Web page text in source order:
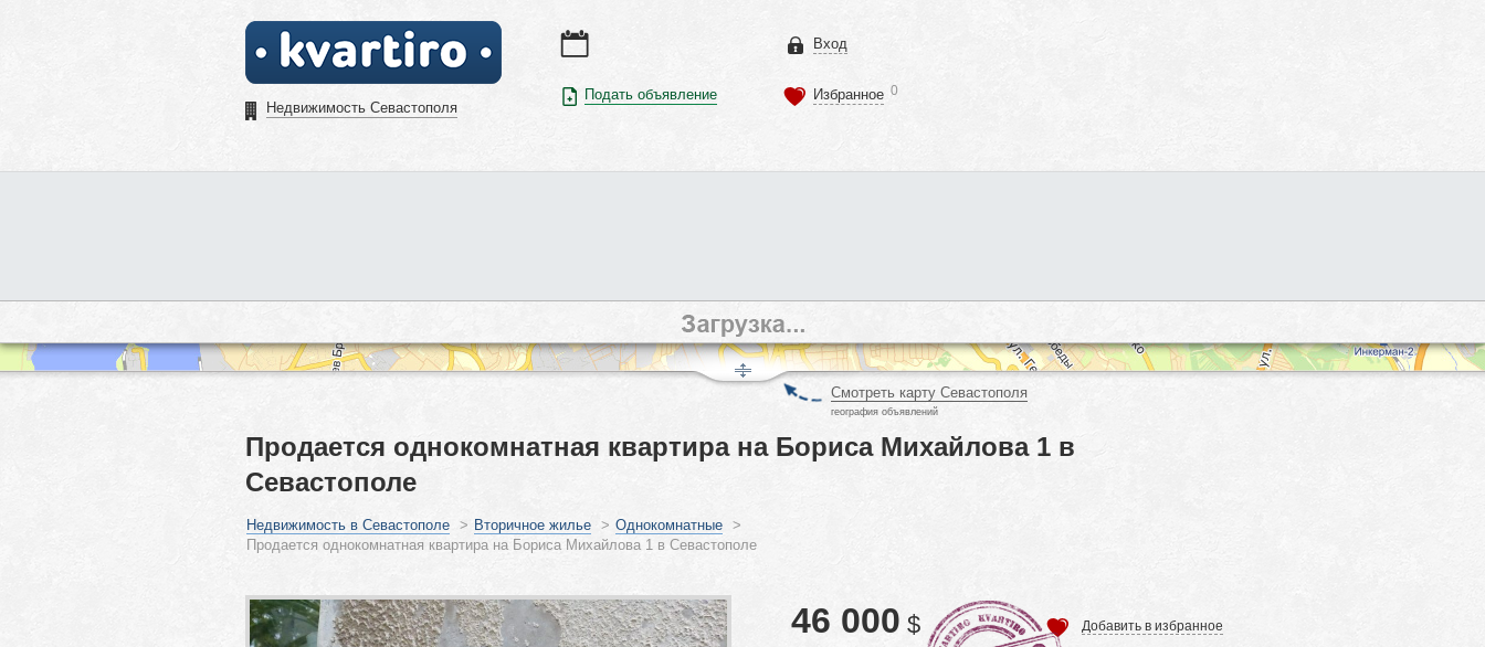
Недвижимость Севастополя
Подать объявление
Вход
Избранное 0
Смотреть карту Севастополя
география объявлений
Продается однокомнатная квартира на Бориса Михайлова 1 в
Севастополе
Недвижимость в Севастополе > Вторичное жилье > Однокомнатные >
Продается однокомнатная квартира на Бориса Михайлова 1 в Севастополе
46 000 $ Добавить в избранное